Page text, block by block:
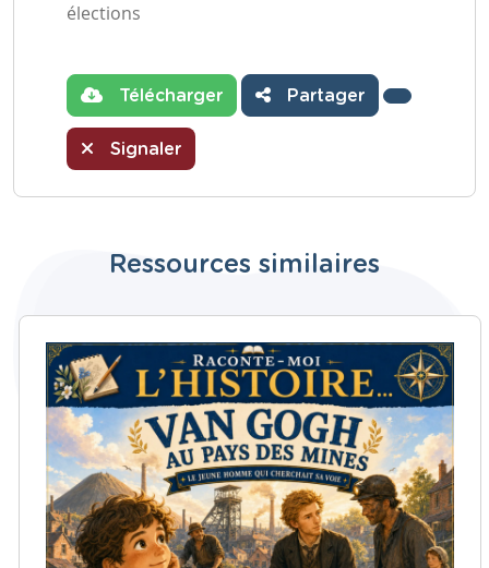
élections
Télécharger Partager
Signaler
Ressources similaires